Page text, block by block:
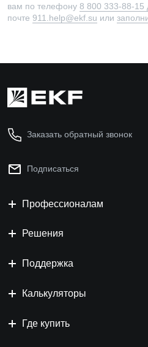
вам по телефону 8 800 333-88-15
почте 911.help@ekf.su или
Заказать обратный звонок
Подписаться
Профессионалам
Решения
Поддержка
Калькуляторы
Где купить